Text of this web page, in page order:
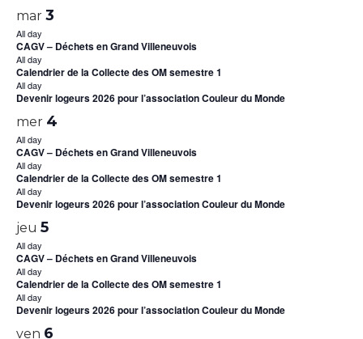
mar 3
All day
CAGV – Déchets en Grand Villeneuvois
All day
Calendrier de la Collecte des OM semestre 1
All day
Devenir logeurs 2026 pour l’association Couleur du Monde
mer 4
All day
CAGV – Déchets en Grand Villeneuvois
All day
Calendrier de la Collecte des OM semestre 1
All day
Devenir logeurs 2026 pour l’association Couleur du Monde
jeu 5
All day
CAGV – Déchets en Grand Villeneuvois
All day
Calendrier de la Collecte des OM semestre 1
All day
Devenir logeurs 2026 pour l’association Couleur du Monde
ven 6